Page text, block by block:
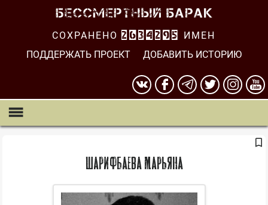
СОХРАНЕНО 2634296
ИМЕН
ПОДДЕРЖАТЬ ПРОЕКТ
ДОБАВИТЬ ИСТОРИЮ
Шарифбаева Марьяна